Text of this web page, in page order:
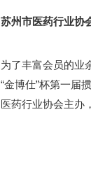
苏州市医药行业协
为了丰富会员的业
“金博仕”杯第一届
医药行业协会主办